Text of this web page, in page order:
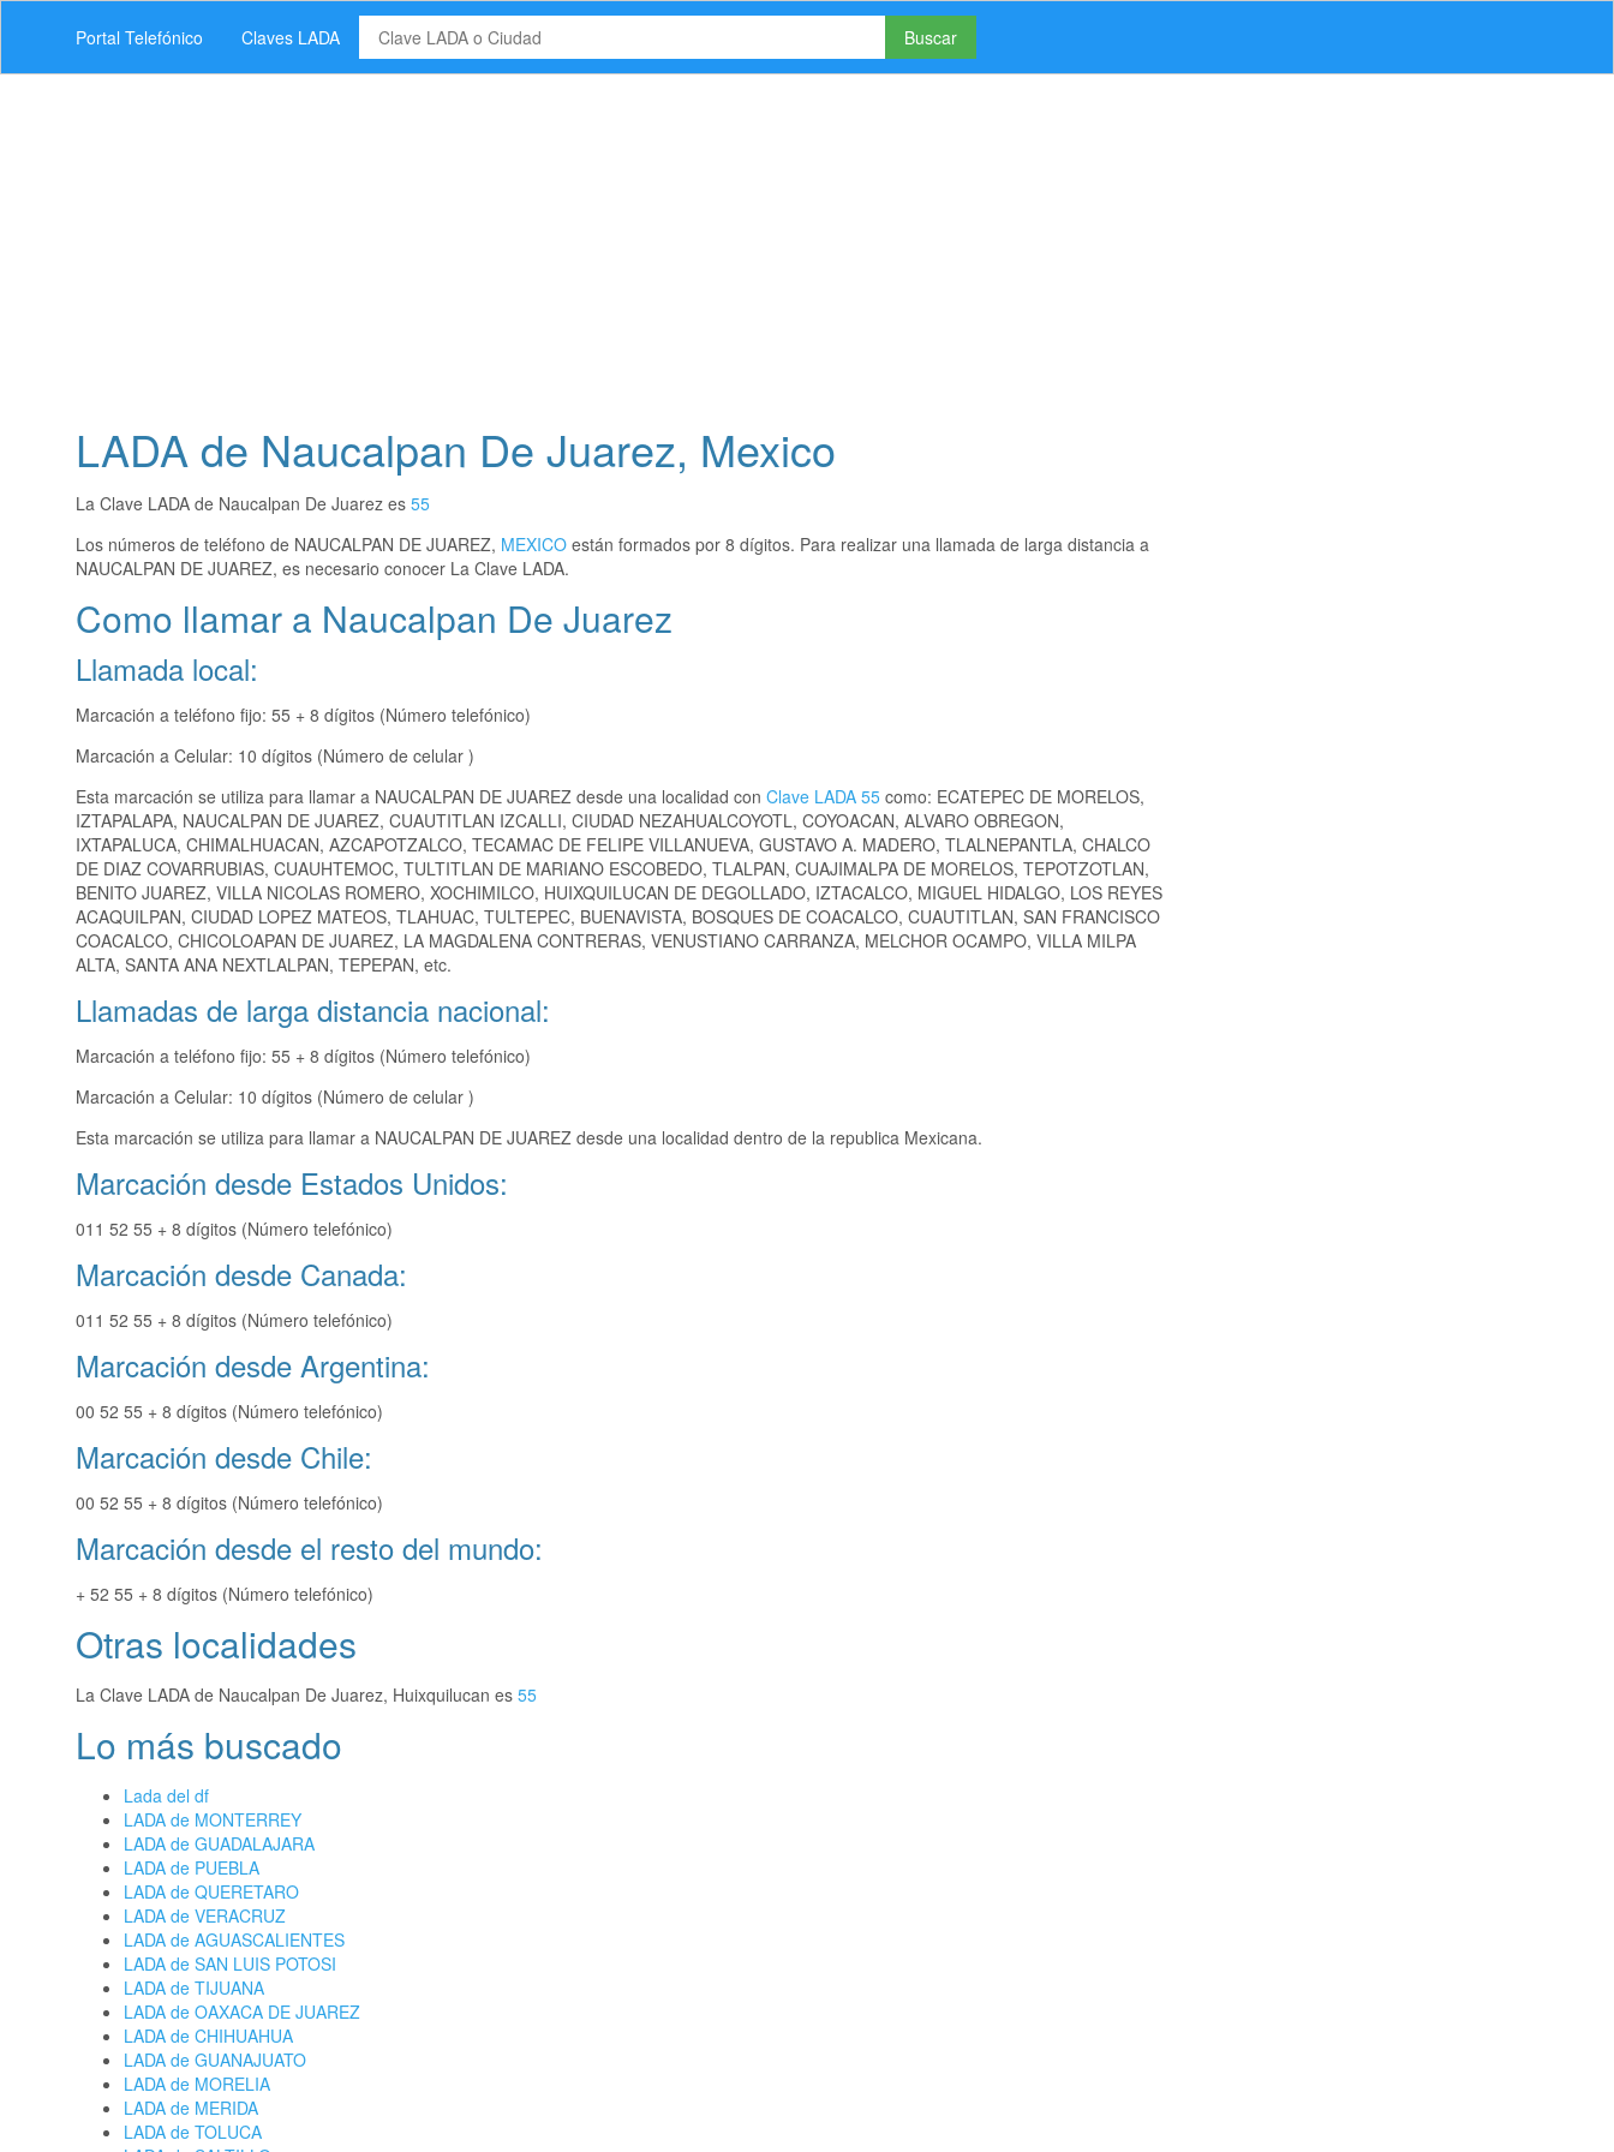
Portal Telefónico Claves LADA Buscar
LADA de Naucalpan De Juarez, Mexico
La Clave LADA de Naucalpan De Juarez es 55
Los números de teléfono de NAUCALPAN DE JUAREZ, MEXICO están formados por 8 dígitos. Para realizar una llamada de larga distancia a
NAUCALPAN DE JUAREZ, es necesario conocer La Clave LADA.
Como llamar a Naucalpan De Juarez
Llamada local:
Marcación a teléfono fijo: 55 + 8 dígitos (Número telefónico)
Marcación a Celular: 10 dígitos (Número de celular )
Esta marcación se utiliza para llamar a NAUCALPAN DE JUAREZ desde una localidad con Clave LADA 55 como: ECATEPEC DE MORELOS,
IZTAPALAPA, NAUCALPAN DE JUAREZ, CUAUTITLAN IZCALLI, CIUDAD NEZAHUALCOYOTL, COYOACAN, ALVARO OBREGON,
IXTAPALUCA, CHIMALHUACAN, AZCAPOTZALCO, TECAMAC DE FELIPE VILLANUEVA, GUSTAVO A. MADERO, TLALNEPANTLA, CHALCO
DE DIAZ COVARRUBIAS, CUAUHTEMOC, TULTITLAN DE MARIANO ESCOBEDO, TLALPAN, CUAJIMALPA DE MORELOS, TEPOTZOTLAN,
BENITO JUAREZ, VILLA NICOLAS ROMERO, XOCHIMILCO, HUIXQUILUCAN DE DEGOLLADO, IZTACALCO, MIGUEL HIDALGO, LOS REYES
ACAQUILPAN, CIUDAD LOPEZ MATEOS, TLAHUAC, TULTEPEC, BUENAVISTA, BOSQUES DE COACALCO, CUAUTITLAN, SAN FRANCISCO
COACALCO, CHICOLOAPAN DE JUAREZ, LA MAGDALENA CONTRERAS, VENUSTIANO CARRANZA, MELCHOR OCAMPO, VILLA MILPA
ALTA, SANTA ANA NEXTLALPAN, TEPEPAN, etc.
Llamadas de larga distancia nacional:
Marcación a teléfono fijo: 55 + 8 dígitos (Número telefónico)
Marcación a Celular: 10 dígitos (Número de celular )
Esta marcación se utiliza para llamar a NAUCALPAN DE JUAREZ desde una localidad dentro de la republica Mexicana.
Marcación desde Estados Unidos:
011 52 55 + 8 dígitos (Número telefónico)
Marcación desde Canada:
011 52 55 + 8 dígitos (Número telefónico)
Marcación desde Argentina:
00 52 55 + 8 dígitos (Número telefónico)
Marcación desde Chile:
00 52 55 + 8 dígitos (Número telefónico)
Marcación desde el resto del mundo:
+ 52 55 + 8 dígitos (Número telefónico)
Otras localidades
La Clave LADA de Naucalpan De Juarez, Huixquilucan es 55
Lo más buscado
Lada del df
LADA de MONTERREY
LADA de GUADALAJARA
LADA de PUEBLA
LADA de QUERETARO
LADA de VERACRUZ
LADA de AGUASCALIENTES
LADA de SAN LUIS POTOSI
LADA de TIJUANA
LADA de OAXACA DE JUAREZ
LADA de CHIHUAHUA
LADA de GUANAJUATO
LADA de MORELIA
LADA de MERIDA
LADA de TOLUCA